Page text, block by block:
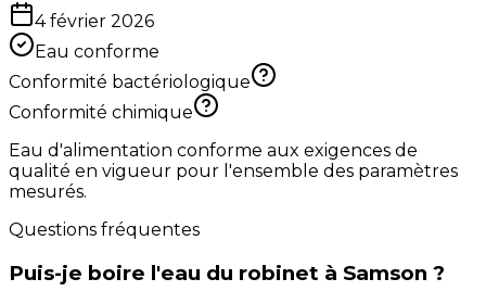
4 février 2026
Eau conforme
Conformité bactériologique
Conformité chimique
Eau d'alimentation conforme aux exigences de
qualité en vigueur pour l'ensemble des paramètres
mesurés.
Questions fréquentes
Puis-je boire l'eau du robinet à Samson ?